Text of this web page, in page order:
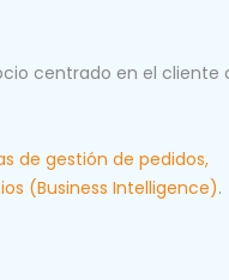
centrado en el cliente
de gestión de pedidos,
(Business Intelligence).